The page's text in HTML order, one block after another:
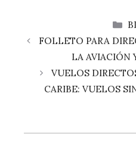
FOLLETO PARA
LA AVIACIÓN
VUELOS
CARIBE: VUELOS